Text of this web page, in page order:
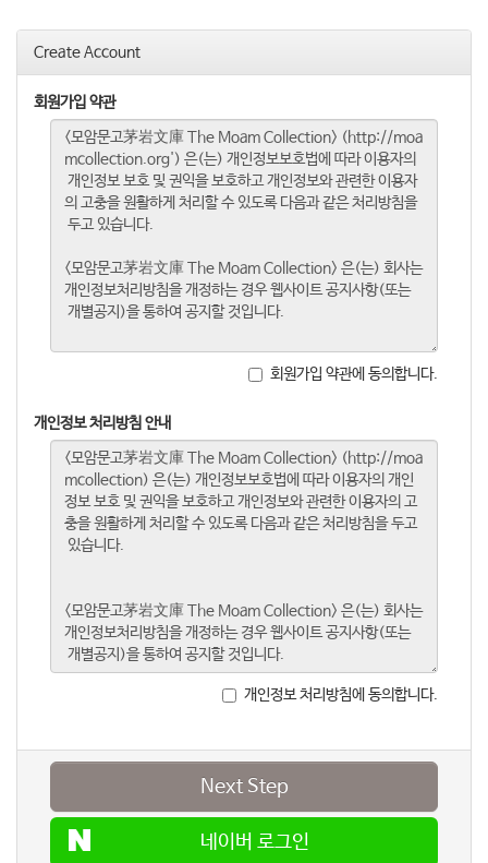
Create Account
회원가입 약관
회원가입 약관에 동의합니다.
개인정보 처리방침 안내
개인정보 처리방침에 동의합니다.
Next Step
네이버 로그인